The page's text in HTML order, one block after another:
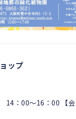
ップ
14：00～16：00 【
】